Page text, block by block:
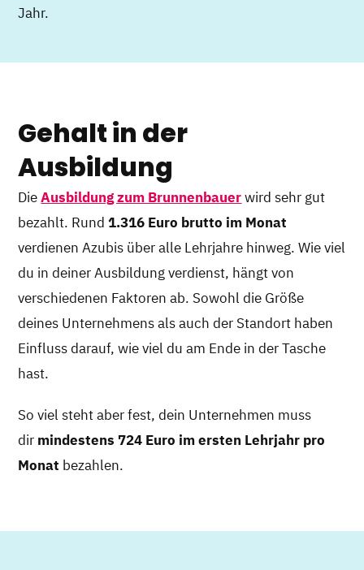
Jahr.
Gehalt in der
Ausbildung
DieAusbildung zum Brunnenbauerwird sehr gut
bezahlt. Rund1.316 Euro brutto im Monat
verdienen Azubis über alle Lehrjahre hinweg. Wie viel
du in deiner Ausbildung verdienst, hängt von
verschiedenen Faktoren ab. Sowohl die Größe
deines Unternehmens als auch der Standort haben
Einfluss darauf, wie viel du am Ende in der Tasche
hast.
So viel steht aber fest, dein Unternehmen muss
dir mindestens 724 Euro im ersten Lehrjahr pro
Monat bezahlen.